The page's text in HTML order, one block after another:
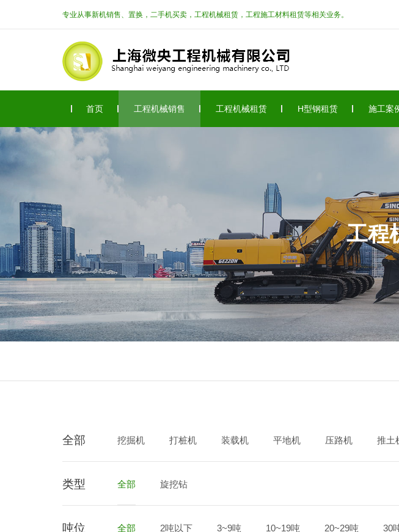
专业从事新机销售、置换，二手机买卖，工程机械租赁，工程施工材料租赁等相关业务。
首页 工程机械销售 工程机械租赁 H型钢租赁 施工案
工程
全部 挖掘机 打桩机 装载机 平地机 压路机 推土
垃圾压实机
类型 全部 旋挖钻
吨位 全部 2吨以下 3~9吨 10~19吨 20~29吨 30